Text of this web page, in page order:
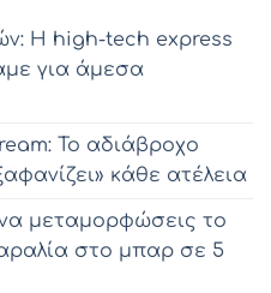
Η high-tech express
για άμεσα
Το αδιάβροχο
κάθε ατέλεια
μεταμορφώσεις το
στο μπαρ σε 5